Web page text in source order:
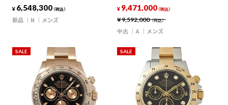
¥ 6,548,300（税込）
新品 N メンズ ¥9,592,000（税込）
¥ 9,471,000（税込）
中古 A メンズ
SALE SALE